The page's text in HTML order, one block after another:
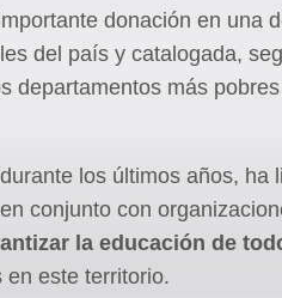
donación en una
del país y catalogada,
departamentos más
los últimos años, ha
conjunto con
la educación de
en este territorio.